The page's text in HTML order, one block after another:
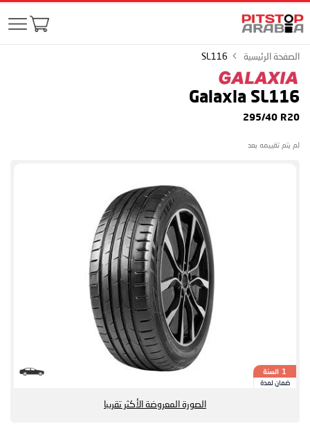
الصفحة الرئيسية SL116
Galaxia SL116
295/40 R20
لم يتم تقييمه بعد
1 السنة
ضمان لمدة
الصورة المعروضة الأكثر تقريبا